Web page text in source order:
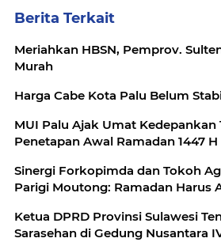
Berita Terkait
Meriahkan HBSN, Pemprov.
Murah
Harga Cabe Kota Palu Belum
MUI Palu Ajak Umat Kedepankan
Penetapan Awal Ramadan 1447 H
Sinergi Forkopimda dan Tokoh
Parigi Moutong: Ramadan Harus
Ketua DPRD Provinsi Sulawesi
Sarasehan di Gedung Nusantara